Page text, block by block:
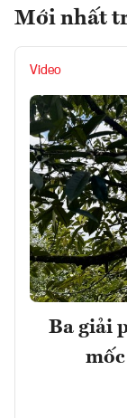
Mới nhất
Video
Ba giải